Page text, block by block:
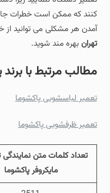
کنند که ممکن است خطرات
آمدن هر مشکلی می توانید
تهرانبهره مند شوید.
مطالب مرتبط با برند
تعمیر لباسشویی پاکشوما
تعمیر ظرفشویی پاکشوما
تعداد کلمات متن
مایکروفر پاکشوما